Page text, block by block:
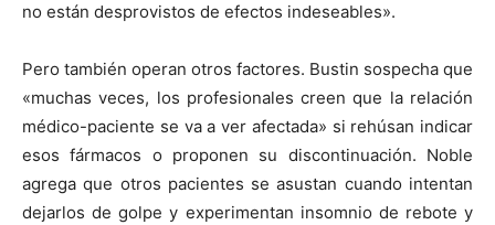
no están desprovistos de efectos indeseables».
Pero también operan otros factores. Bustin sospecha que
«muchas veces, los profesionales creen que la relación
médico-paciente se va a ver afectada» si rehúsan indicar
esos fármacos o proponen su discontinuación. Noble
agrega que otros pacientes se asustan cuando intentan
dejarlos de golpe y experimentan insomnio de rebote y